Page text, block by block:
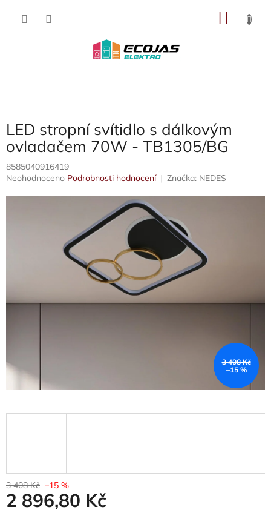
LED stropní svítidlo s dálkovým
ovladačem 70W - TB1305/BG
8585040916419
Průměrné
Neohodnoceno Podrobnosti hodnocení Značka: NEDES
3 408 Kč
–15 %
3 408 Kč –15 %
2 896,80 Kč